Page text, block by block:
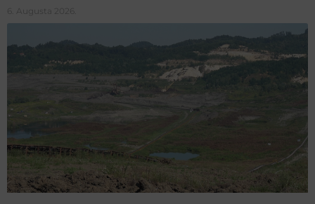
6. Augusta 2026.